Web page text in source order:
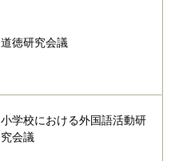
道徳研究会議
小学校における外国語活動研
究会議